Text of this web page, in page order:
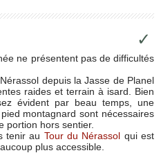
✓
ne présentent pas de difficultés
depuis la Jasse de Planel
raides et terrain à isard. Bien
évident par beau temps, une
montagnard sont nécessaires
portion hors sentier.
tenir au Tour du Nérassol qui est
plus accessible.